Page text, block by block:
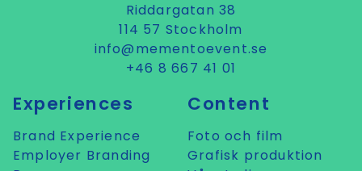
Riddargatan 38
114 57 Stockholm
info@mementoevent.se
+46 8 667 41 01
Experiences
Brand Experience
Employer Branding
Content
Foto och film
Grafisk produktion